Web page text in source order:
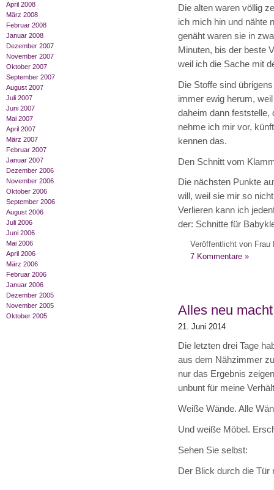
April 2008
März 2008
Februar 2008
Januar 2008
Dezember 2007
November 2007
Oktober 2007
September 2007
August 2007
Juli 2007
Juni 2007
Mai 2007
April 2007
März 2007
Februar 2007
Januar 2007
Dezember 2006
November 2006
Oktober 2006
September 2006
August 2006
Juli 2006
Juni 2006
Mai 2006
April 2006
März 2006
Februar 2006
Januar 2006
Dezember 2005
November 2005
Oktober 2005
Die alten waren völlig
ich mich hin und nähte
genäht waren sie in
Minuten, bis der beste
weil ich die Sache mit
Die Stoffe sind
immer ewig herum,
daheim dann feststelle,
nehme ich mir vor,
kennen das.
Den Schnitt vom
Die nächsten Punkte
will, weil sie mir so
Verlieren kann ich
der: Schnitte für
Veröffentlicht von Frau
7 Kommentare »
Alles neu
21. Juni 2014
Die letzten drei Tage
aus dem Nähzimmer
nur das Ergebnis
unbunt für meine
Weiße Wände. Alle
Und weiße Möbel.
Sehen Sie selbst:
Der Blick durch die Tür